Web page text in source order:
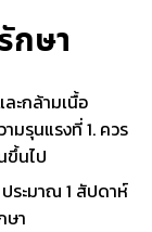
กษา
ะกล้ามเนื้อ
มรุนแรงที่ 1. ควร
ขึ้นไป
ระมาณ 1 สัปดาห์
ษา